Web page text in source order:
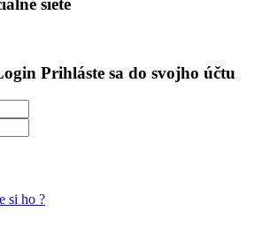
siete
Prihláste sa do svojho účtu
si ho ?